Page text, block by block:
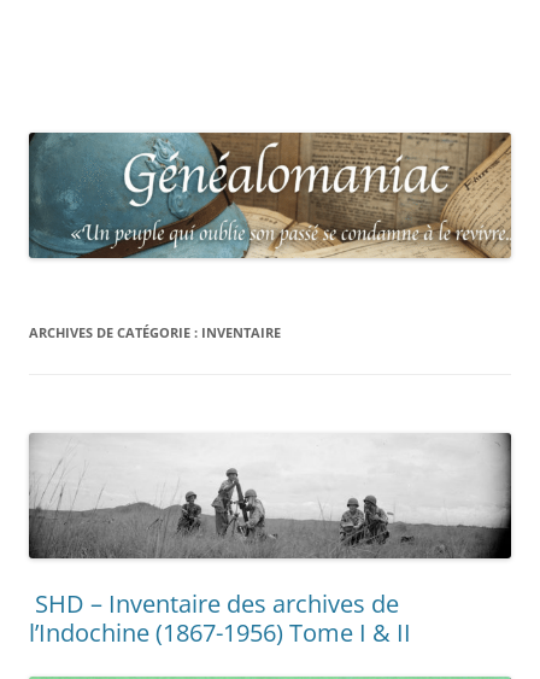
ARCHIVES DE CATÉGORIE : INVENTAIRE
SHD – Inventaire des archives de
l’Indochine (1867-1956) Tome I & II